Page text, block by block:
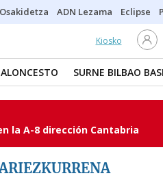
ADN Lezama Eclipse
Kiosko
SURNE BILBAO
la A-8 dirección Cantabria